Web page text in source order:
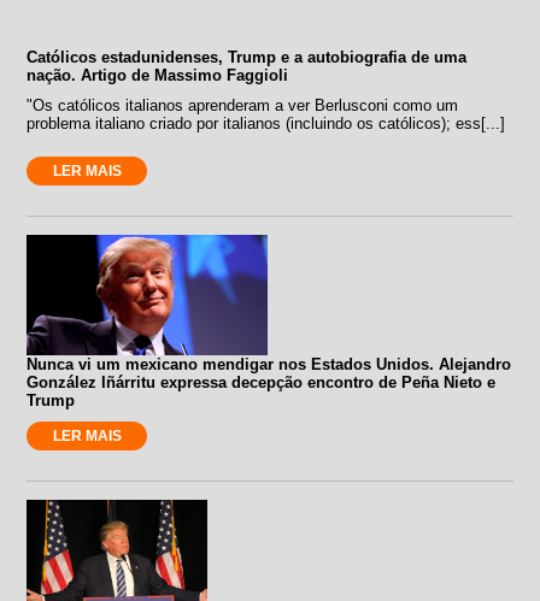
Católicos estadunidenses, Trump e a autobiografia de uma
nação. Artigo de Massimo Faggioli
"Os católicos italianos aprenderam a ver Berlusconi como um
problema italiano criado por italianos (incluindo os católicos); ess[...]
LER MAIS
Nunca vi um mexicano mendigar nos Estados Unidos. Alejandro
González Iñárritu expressa decepção encontro de Peña Nieto e
Trump
LER MAIS